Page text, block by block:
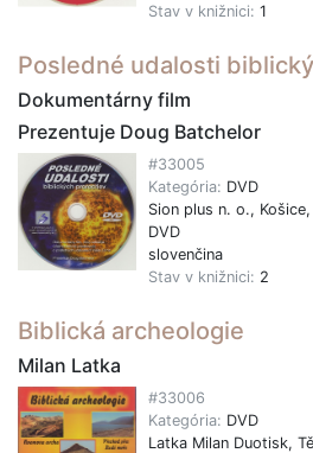
Stav v knižnici: 1
Posledné udalosti
Dokumentárny film
Prezentuje Doug Batchelor
#33005
Kategória: DVD
Sion plus n. o.,
DVD
slovenčina
Stav v knižnici: 2
Biblická archeologie
Milan Latka
#33006
Kategória: DVD
Latka Milan Duotisk,